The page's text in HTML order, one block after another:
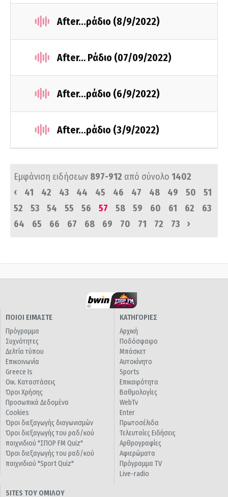
After...ράδιο (8/9/2022)
After… Ράδιο (07/09/2022)
After...ράδιο (6/9/2022)
After...ράδιο (3/9/2022)
Εμφάνιση ειδήσεων 897-912 από σύνολο 1402
‹
41 42 43 44 45 46 47 48 49 50
51
52
53 54 55 56 57 58 59 60 61 62
63
64
65 66 67 68 69 70 71 72 73 ›
ΠΟΙΟΙ ΕΙΜΑΣΤΕ
Πρόγραμμα
Συχνότητες
Δελτία τύπου
Επικοινωνία
Greece Is
Οικ. Καταστάσεις
Όροι Χρήσης
Προσωπικά Δεδομένα
Cookies
Όροι διεξαγωγής διαγωνισμών
Όροι διεξαγωγής του ραδ/κού
παιχνιδιού "ΣΠΟΡ FM Quiz"
Όροι διεξαγωγής του ραδ/κού
παιχνιδιού "Sport Quiz"
ΚΑΤΗΓΟΡΙΕΣ
Αρχική
Ποδόσφαιρο
Μπάσκετ
Αυτοκίνητο
Sports
Επικαιρότητα
Βαθμολογίες
WebTv
Enter
Πρωτοσέλιδα
Τελευταίες Ειδήσεις
Αρθρογραφίες
Αφιερώματα
Πρόγραμμα TV
Live-radio
SITES ΤΟΥ ΟΜΙΛΟΥ